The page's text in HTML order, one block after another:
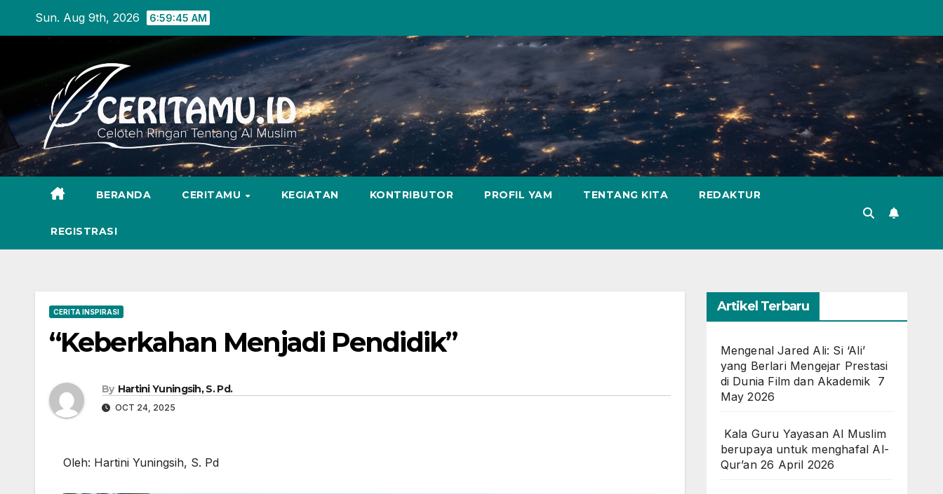
Sun. Aug 9th, 2026 6:59:46 AM
BERANDA CERITAMU KEGIATAN KONTRIBUTOR PROFIL YAM TENTANG KITA REDAKTUR
REGISTRASI
CERITA INSPIRASI
“Keberkahan Menjadi Pendidik”
By Hartini Yuningsih, S. Pd.
OCT 24, 2025
Oleh: Hartini Yuningsih, S. Pd
Artikel Terbaru
Mengenal Jared Ali: Si ‘Ali’
yang Berlari Mengejar Prestasi
di Dunia Film dan Akademik 7
May 2026
Kala Guru Yayasan Al Muslim
berupaya untuk menghafal Al-
Qur’an 26 April 2026